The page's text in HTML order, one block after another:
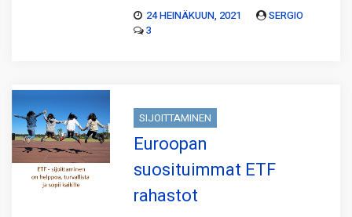
24 HEINÄKUUN, 2021
SERGIO
3
SIJOITTAMINEN
Euroopan
suosituimmat ETF
rahastot